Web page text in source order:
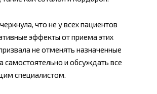
что не у всех пациентов
эффекты от приема этих
не отменять назначенные
самостоятельно и обсуждать все
специалистом.